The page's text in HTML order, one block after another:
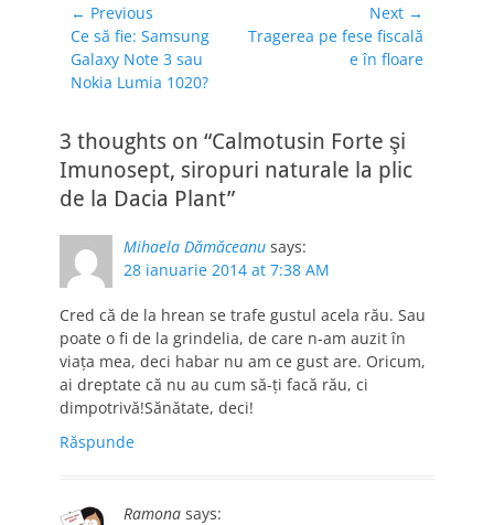
Navigare
în
articole
← Previous
Previous
post:
Ce să fie: Samsung
Galaxy Note 3 sau
Nokia Lumia 1020?
Next →
Next
Tragerea pe fese fiscală
e în floare
3 thoughts on “Calmotusin Forte şi
Imunosept, siropuri naturale la plic
de la Dacia Plant”
Mihaela Dămăceanu says:
28 ianuarie 2014 at 7:38 AM
Cred că de la hrean se trafe gustul acela rău. Sau
poate o fi de la grindelia, de care n-am auzit în
viaţa mea, deci habar nu am ce gust are. Oricum,
ai dreptate că nu au cum să-ţi facă rău, ci
dimpotrivă!Sănătate, deci!
Răspunde
Ramona says: